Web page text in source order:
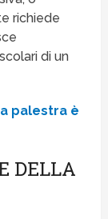
richiede
di un
palestra è
DELLA